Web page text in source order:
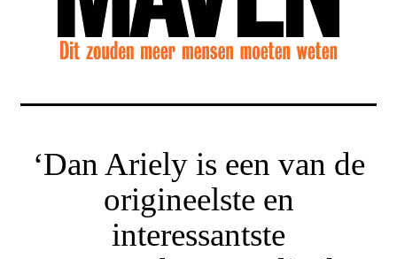
‘Dan Ariely is een van de
origineelste en
interessantste